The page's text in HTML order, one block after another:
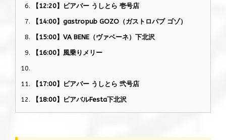
【12:20】ビアバー うしとら 壱号店
【14:00】gastropub GOZO（ガストロパブ ゴゾ）
【15:00】VA BENE（ヴァベーネ）下北沢
【16:00】風乗りメリー
【17:00】ビアバー うしとら 弐号店
【18:00】ビアバルFesta下北沢